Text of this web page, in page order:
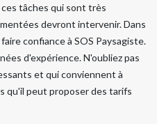
tâches qui sont très
devront intervenir. Dans
confiance à SOS Paysagiste.
d'expérience. N'oubliez pas
et qui conviennent à
qu'il peut proposer des tarifs